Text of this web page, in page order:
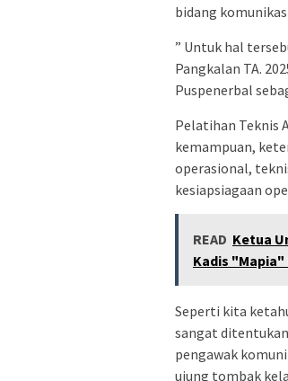
bidang
” Untuk hal
Pangkalan TA.
Puspenerbal
Pelatihan Teknis
kemampuan,
operasional,
kesiapsiagaan
READ Ketua
Kadis
Seperti kita
sangat
pengawak
ujung tombak